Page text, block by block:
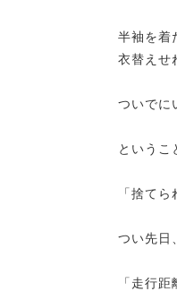
半袖を着
衣替えせ
ついでに
というこ
「捨てら
つい先日
「走行